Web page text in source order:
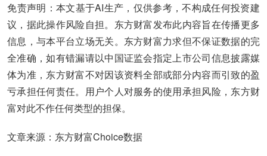
免责声明：本文基于AI生产，仅供参考，不构成任何投资建
议，据此操作风险自担。东方财富发布此内容旨在传播更多
信息，与本平台立场无关。东方财富力求但不保证数据的完
全准确，如有错漏请以中国证监会指定上市公司信息披露媒
体为准，东方财富不对因该资料全部或部分内容而引致的盈
亏承担任何责任。用户个人对服务的使用承担风险，东方财
富对此不作任何类型的担保。
文章来源：东方财富Choice数据